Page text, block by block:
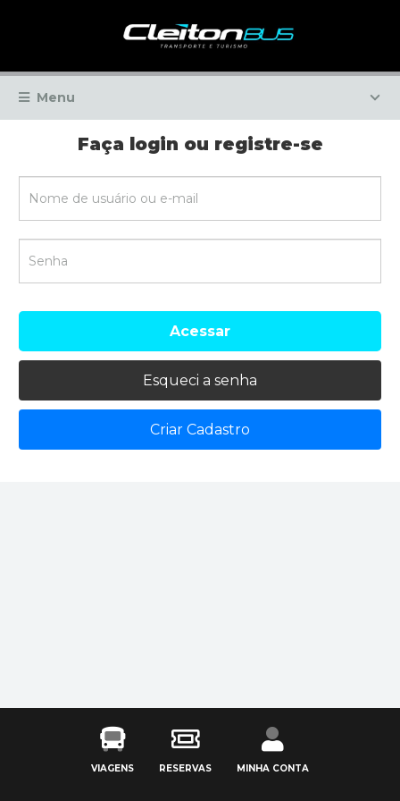
Menu
Faça login ou registre-se
Acessar
Esqueci a senha
Criar Cadastro
VIAGENS RESERVAS MINHA CONTA